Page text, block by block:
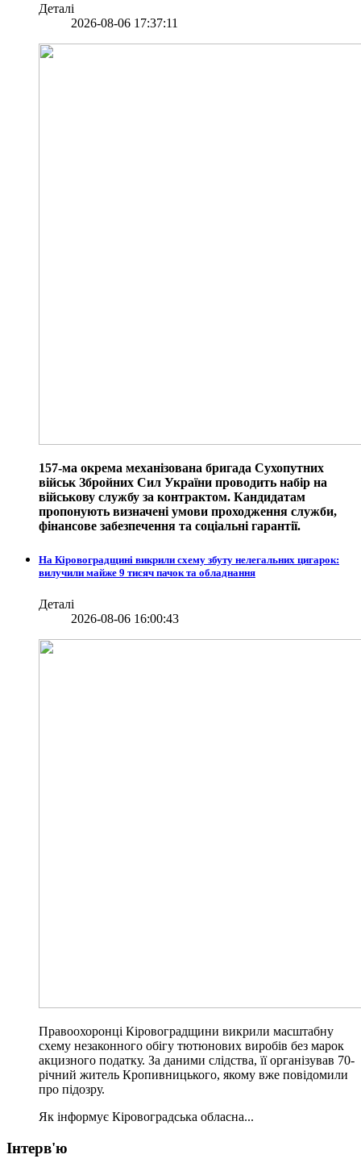
Деталі
2026-08-06 17:37:11
157-ма окрема механізована бригада Сухопутних
військ Збройних Сил України проводить набір на
військову службу за контрактом. Кандидатам
пропонують визначені умови проходження служби,
фінансове забезпечення та соціальні гарантії.
На Кіровоградщині викрили схему збуту нелегальних цигарок:
вилучили майже 9 тисяч пачок та обладнання
Деталі
2026-08-06 16:00:43
Правоохоронці Кіровоградщини викрили масштабну
схему незаконного обігу тютюнових виробів без марок
акцизного податку. За даними слідства, її організував 70-
річний житель Кропивницького, якому вже повідомили
про підозру.
Як інформує Кіровоградська обласна...
Інтерв'ю